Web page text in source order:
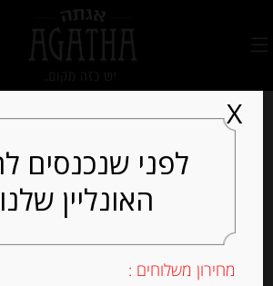
Out of
לפני שנכנסים
האונליין
מחירון משלוחים :
X